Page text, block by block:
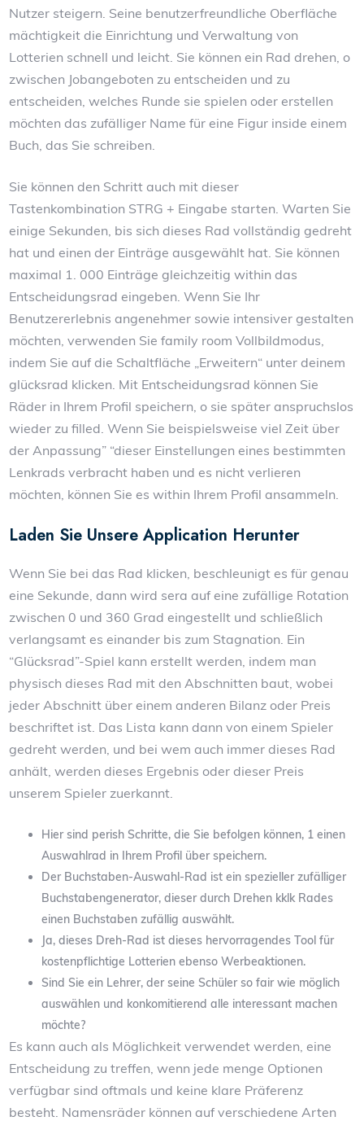
Nutzer steigern. Seine benutzerfreundliche Oberfläche
mächtigkeit die Einrichtung und Verwaltung von
Lotterien schnell und leicht. Sie können ein Rad drehen, o
zwischen Jobangeboten zu entscheiden und zu
entscheiden, welches Runde sie spielen oder erstellen
möchten das zufälliger Name für eine Figur inside einem
Buch, das Sie schreiben.
Sie können den Schritt auch mit dieser
Tastenkombination STRG + Eingabe starten. Warten Sie
einige Sekunden, bis sich dieses Rad vollständig gedreht
hat und einen der Einträge ausgewählt hat. Sie können
maximal 1. 000 Einträge gleichzeitig within das
Entscheidungsrad eingeben. Wenn Sie Ihr
Benutzererlebnis angenehmer sowie intensiver gestalten
möchten, verwenden Sie family room Vollbildmodus,
indem Sie auf die Schaltfläche „Erweitern“ unter deinem
glücksrad klicken. Mit Entscheidungsrad können Sie
Räder in Ihrem Profil speichern, o sie später anspruchslos
wieder zu filled. Wenn Sie beispielsweise viel Zeit über
der Anpassung” “dieser Einstellungen eines bestimmten
Lenkrads verbracht haben und es nicht verlieren
möchten, können Sie es within Ihrem Profil ansammeln.
Laden Sie Unsere Application Herunter
Wenn Sie bei das Rad klicken, beschleunigt es für genau
eine Sekunde, dann wird sera auf eine zufällige Rotation
zwischen 0 und 360 Grad eingestellt und schließlich
verlangsamt es einander bis zum Stagnation. Ein
“Glücksrad”-Spiel kann erstellt werden, indem man
physisch dieses Rad mit den Abschnitten baut, wobei
jeder Abschnitt über einem anderen Bilanz oder Preis
beschriftet ist. Das Lista kann dann von einem Spieler
gedreht werden, und bei wem auch immer dieses Rad
anhält, werden dieses Ergebnis oder dieser Preis
unserem Spieler zuerkannt.
Hier sind perish Schritte, die Sie befolgen können, 1 einen
Auswahlrad in Ihrem Profil über speichern.
Der Buchstaben-Auswahl-Rad ist ein spezieller zufälliger
Buchstabengenerator, dieser durch Drehen kklk Rades
einen Buchstaben zufällig auswählt.
Ja, dieses Dreh-Rad ist dieses hervorragendes Tool für
kostenpflichtige Lotterien ebenso Werbeaktionen.
Sind Sie ein Lehrer, der seine Schüler so fair wie möglich
auswählen und konkomitierend alle interessant machen
möchte?
Es kann auch als Möglichkeit verwendet werden, eine
Entscheidung zu treffen, wenn jede menge Optionen
verfügbar sind oftmals und keine klare Präferenz
besteht. Namensräder können auf verschiedene Arten